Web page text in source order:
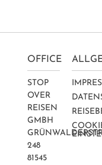
OFFICE
STOP
OVER
REISEN
GMBH
48
81545